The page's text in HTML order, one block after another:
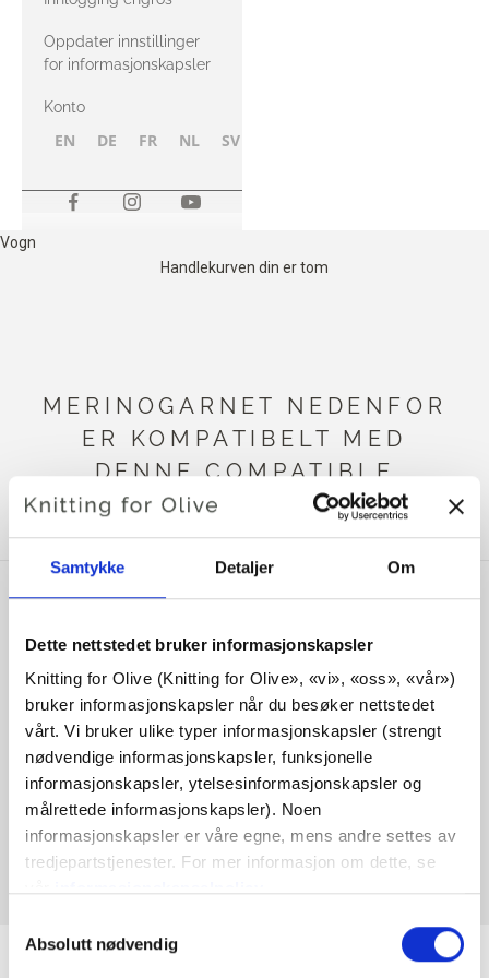
Samtykke Detaljer Om
Dette nettstedet bruker informasjonskapsler
Knitting for Olive (Knitting for Olive», «vi», «oss», «vår»)
bruker informasjonskapsler når du besøker nettstedet
vårt. Vi bruker ulike typer informasjonskapsler (strengt
nødvendige informasjonskapsler, funksjonelle
informasjonskapsler, ytelsesinformasjonskapsler og
målrettede informasjonskapsler). Noen
informasjonskapsler er våre egne, mens andre settes av
tredjepartstjenester. For mer informasjon om dette, se
som ikke er nødvendige for at nettstedet skal fungere.
Ditt samtykke innebærer at det kan plasseres
avAbsolutt nødvendig
Oppdater innstillinger
for informasjonskapsler
Konto
EN DE FR NL SV
Vogn
Handlekurven din er tom
MERINOGARNET NEDENFOR
ER KOMPATIBELT MED
DENNE COMPATIBLE
CASHMERE
KNITTING FOR OLIVE
MERINO - DARK COGNAC